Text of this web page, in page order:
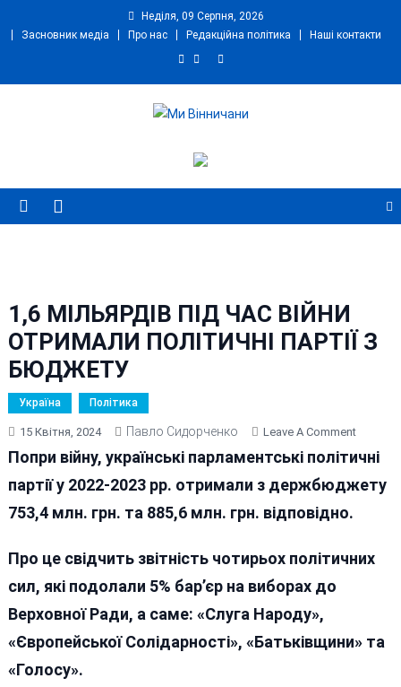
Неділя, 09 Серпня, 2026
Засновник медіа
Про нас Редакційна політика Наші контакти
1,6 МІЛЬЯРДІВ ПІД ЧАС ВІЙНИ
ОТРИМАЛИ ПОЛІТИЧНІ ПАРТІЇ З
БЮДЖЕТУ
Україна Політика
15 Квітня, 2024 Павло Сидорченко Leave A CommentOn
1,6
ПІД
Попри війну, українські парламентські політичні
партії у 2022-2023 рр. отримали з держбюджету
753,4 млн. грн. та 885,6 млн. грн. відповідно.
Про це свідчить звітність чотирьох політичних
сил, які подолали 5% бар’єр на виборах до
Верховної Ради, а саме: «Слуга Народу»,
«Європейської Солідарності», «Батьківщини» та
«Голосу».